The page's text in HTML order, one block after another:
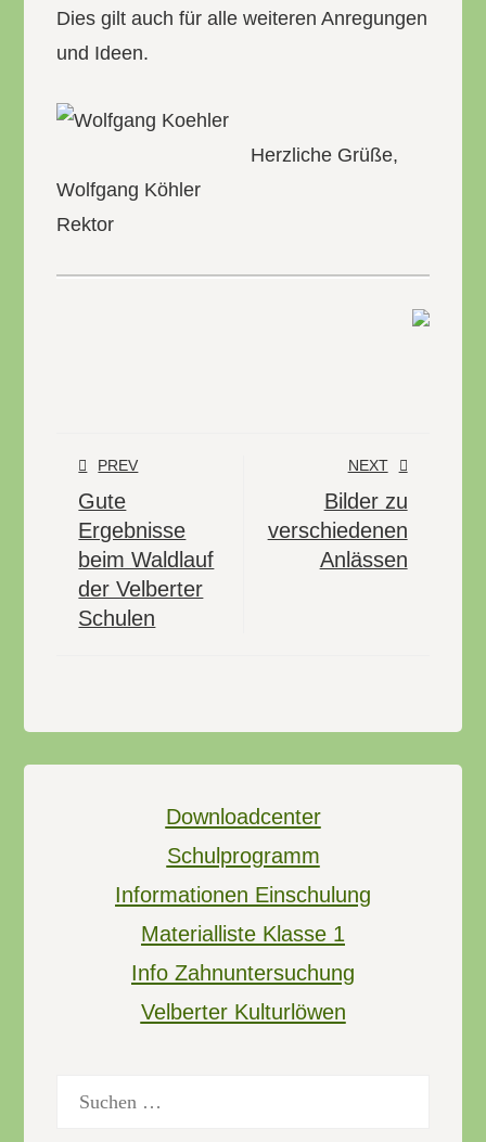
Dies gilt auch für alle weiteren Anregungen
und Ideen.
Herzliche Grüße,
Wolfgang Köhler
Rektor
PREV
Gute
Ergebnisse
beim Waldlauf
der Velberter
Schulen
NEXT
Bilder zu
verschiedenen
Anlässen
Downloadcenter
Schulprogramm
Informationen Einschulung
Materialliste Klasse 1
Info Zahnuntersuchung
Velberter Kulturlöwen
nach: